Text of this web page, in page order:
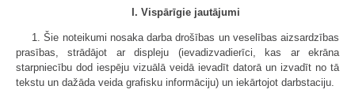
I. Vispārīgie jautājumi
1. Šie noteikumi nosaka darba drošības un veselības aizsardzības
prasības, strādājot ar displeju (ievadizvadierīci, kas ar ekrāna
starpniecību dod iespēju vizuālā veidā ievadīt datorā un izvadīt no tā
tekstu un dažāda veida grafisku informāciju) un iekārtojot darbstaciju.